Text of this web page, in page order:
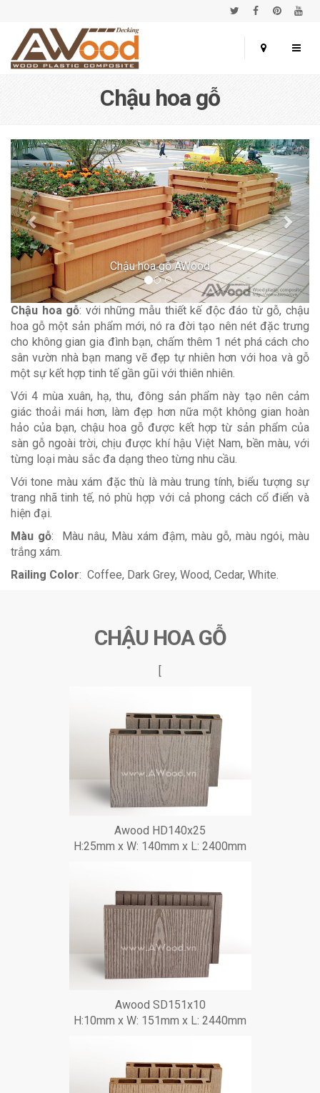
Chậu hoa gỗ
Chậu hoa gỗ AWood
Chậu hoa gỗ: với những mẫu thiết kế độc đáo từ gỗ, chậu
hoa gỗ một sản phẩm mới, nó ra đời tạo nên nét đặc trưng
cho không gian gia đình bạn, chấm thêm 1 nét phá cách cho
sân vườn nhà bạn mang vẽ đẹp tự nhiên hơn với hoa và gỗ
một sự kết hợp tinh tế gần gũi với thiên nhiên.
Với 4 mùa xuân, hạ, thu, đông sản phẩm này tạo nên cảm
giác thoải mái hơn, làm đẹp hơn nữa một không gian hoàn
hảo của bạn, chậu hoa gỗ được kết hợp từ sản phẩm của
sàn gỗ ngoài trời, chịu được khí hậu Việt Nam, bền màu, với
từng loại màu sắc đa dạng theo từng nhu cầu.
Với tone màu xám đặc thù là màu trung tính, biểu tượng sự
trang nhã tinh tế, nó phù hợp với cả phong cách cổ điển và
hiện đại.
Màu gỗ: Màu nâu, Màu xám đậm, màu gỗ, màu ngói, màu
trắng xám.
Railing Color: Coffee, Dark Grey, Wood, Cedar, White.
CHẬU HOA GỖ
Awood HD140x25
H:25mm x W: 140mm x L: 2400mm
Awood SD151x10
H:10mm x W: 151mm x L: 2440mm